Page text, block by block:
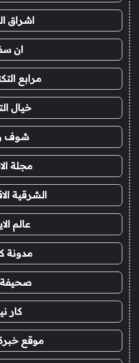
اشراق
ان
مرابع
خيال
شوف
مجلة
الشرقية
عالم
مدونة
كار
موقع